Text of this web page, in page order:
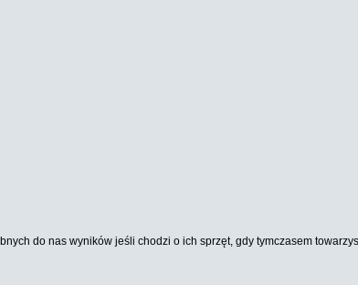
do nas wyników jeśli chodzi o ich sprzęt, gdy tymczasem